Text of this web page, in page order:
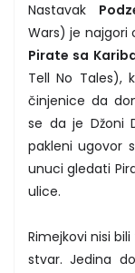
Nastavak
Wars) je najgori
Pirate sa
Tell No Tales),
činjenice da
se da je Džoni
pakleni ugovor
unuci gledati
ulice.
Rimejkovi nisi
stvar. Jedina